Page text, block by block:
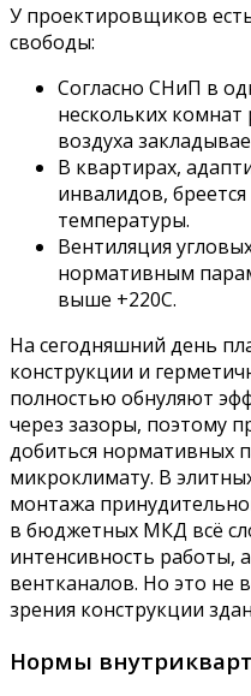
У проектировщиков
свободы:
Согласно СНиП в
нескольких комнат
воздуха
В квартирах,
инвалидов,
температуры.
Вентиляция
нормативным
выше +220С.
На сегодняшний день
конструкции и
полностью обнуляют
через зазоры, поэтому
добиться нормативных
микроклимату. В
монтажа
в бюджетных МКД всё
интенсивность работы,
вентканалов. Но это не
зрения конструкции
Нормы